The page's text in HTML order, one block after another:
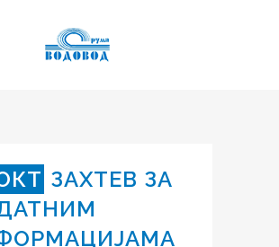
ЗАХТЕВ ЗА